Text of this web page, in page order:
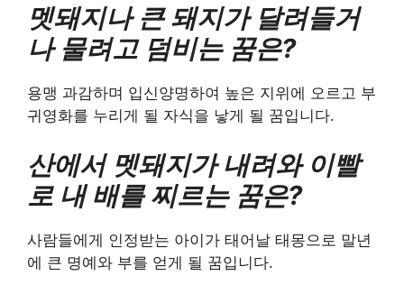
멧돼지나 큰 돼지가 달려들거
나 물려고 덤비는 꿈은?
용맹 과감하며 입신양명하여 높은 지위에 오르고 부
귀영화를 누리게 될 자식을 낳게 될 꿈입니다.
산에서 멧돼지가 내려와 이빨
로 내 배를 찌르는 꿈은?
사람들에게 인정받는 아이가 태어날 태몽으로 말년
에 큰 명예와 부를 얻게 될 꿈입니다.